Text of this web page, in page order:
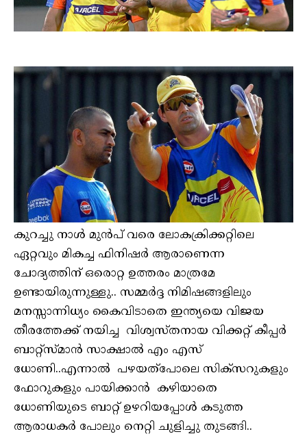
കുറച്ചു നാൾ മുൻപ് വരെ ലോകക്രിക്കറ്റിലെ
ഏറ്റവും മികച്ച ഫിനിഷർ ആരാണെന്ന
ചോദ്യത്തിന് ഒരൊറ്റ ഉത്തരം മാത്രമേ
ഉണ്ടായിരുന്നുള്ളു.. സമ്മർദ്ദ നിമിഷങ്ങളിലും
മനസ്സാന്നിധ്യം കൈവിടാതെ ഇന്ത്യയെ വിജയ
തീരത്തേക്ക് നയിച്ച വിശ്വസ്തനായ വിക്കറ്റ് കീപ്പർ
ബാറ്റ്സ്മാൻ സാക്ഷാൽ എം എസ്
ധോണി..എന്നാൽ പഴയത്‌പോലെ സിക്സറുകളും
ഫോറുകളും പായിക്കാൻ കഴിയാതെ
ധോണിയുടെ ബാറ്റ് ഉഴറിയപ്പോൾ കടുത്ത
ആരാധകർ പോലും നെറ്റി ചുളിച്ചു തുടങ്ങി..